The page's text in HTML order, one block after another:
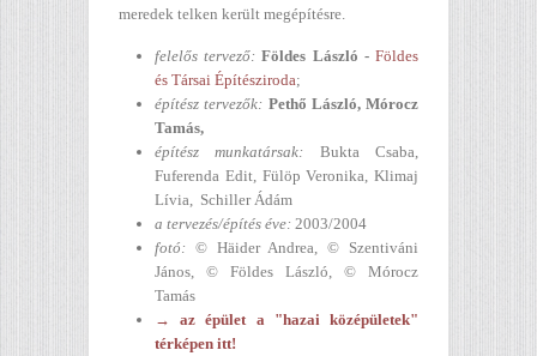
meredek telken került megépítésre.
felelős tervező: Földes László -Földes
és Társai Építésziroda;
építész tervezők: Pethő László, Mórocz
Tamás,
építész munkatársak: Bukta Csaba,
Fuferenda Edit, Fülöp Veronika, Klimaj
Lívia, Schiller Ádám
a tervezés/építés éve: 2003/2004
fotó: © Häider Andrea, © Szentiváni
János, © Földes László, © Mórocz
Tamás
→ az épület a "hazai középületek"
térképen itt!